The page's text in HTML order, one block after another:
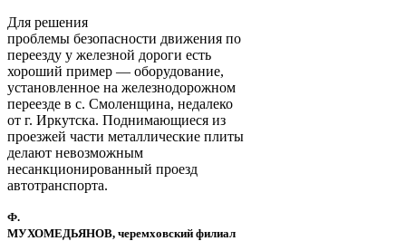
Для решения
проблемы безопасности движения по
переезду у железной дороги есть
хороший пример — оборудование,
установленное на железнодорожном
переезде в с. Смоленщина, недалеко
от г. Иркутска. Поднимающиеся из
проезжей части металлические плиты
делают невозможным
несанкционированный проезд
автотранспорта.
Ф.
МУХОМЕДЬЯНОВ, черемховский филиал